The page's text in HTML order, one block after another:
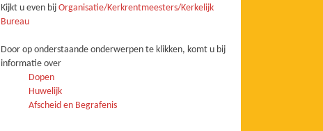
Kijkt u even bijOrganisatie/Kerkrentmeesters/Kerkelijk
Bureau
Door op onderstaande onderwerpen te klikken, komt u bij
informatie over
Dopen
Huwelijk
Afscheid en Begrafenis